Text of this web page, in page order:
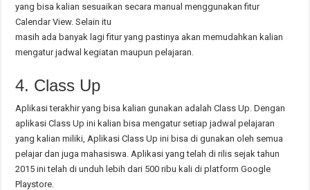
yang bisa kalian sesuaikan secara manual menggunakan fitur
Calendar View. Selain itu
masih ada banyak lagi fitur yang pastinya akan memudahkan kalian
mengatur jadwal kegiatan maupun pelajaran.
4. Class Up
Aplikasi terakhir yang bisa kalian gunakan adalah Class Up. Dengan
aplikasi Class Up ini kalian bisa mengatur setiap jadwal pelajaran
yang kalian miliki, Aplikasi Class Up ini bisa di gunakan oleh semua
pelajar dan juga mahasiswa. Aplikasi yang telah di rilis sejak tahun
2015 ini telah di unduh lebih dari 500 ribu kali di platform Google
Playstore.